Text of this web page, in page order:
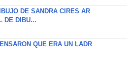
DE SANDRA CIRES AR
DE DIBU...
QUE ERA UN LADR